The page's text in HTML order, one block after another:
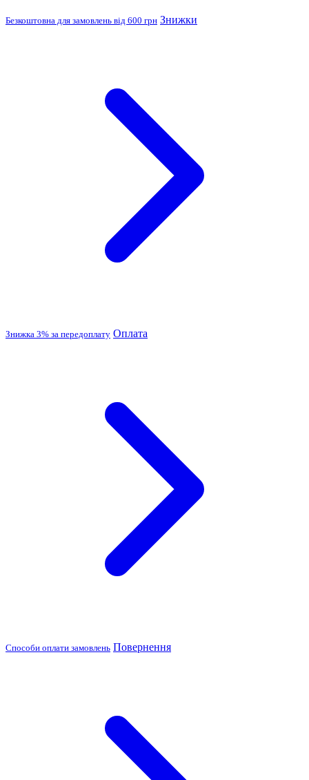
Безкоштовна для замовлень від 600 грн Знижки
Знижка 3% за передоплату Оплата
Способи оплати замовлень Повернення